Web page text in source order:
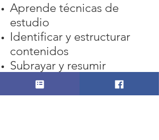
Aprende técnicas de
estudio
Identificar y estructurar
contenidos
Subrayar y resumir
Esquematizar y estudiar